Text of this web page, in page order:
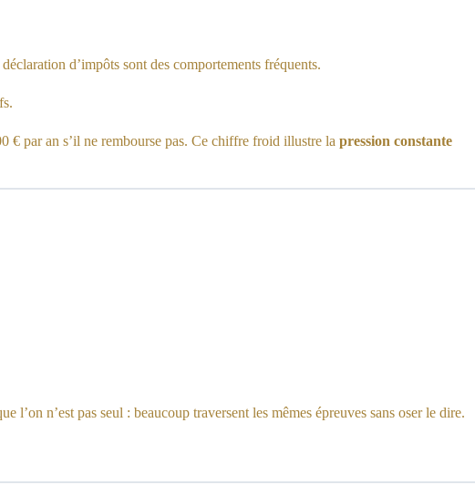
d’impôts sont des comportements fréquents.
€ par an s’il ne rembourse pas. Ce chiffre froid illustre la pression constante
n’est pas seul : beaucoup traversent les mêmes épreuves sans oser le dire.